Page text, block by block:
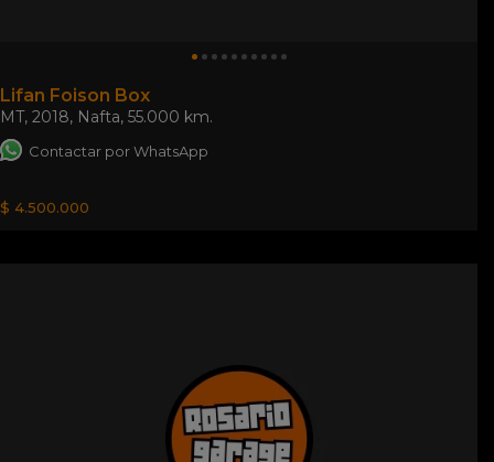
Lifan Foison Box
MT, 2018, Nafta, 55.000 km.
Contactar por WhatsApp
$ 4.500.000